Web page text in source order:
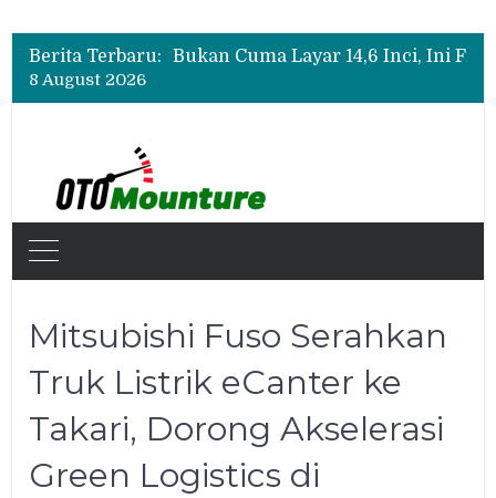
Berita Terbaru:
Bukan Cuma Layar 14,6 Inci, Ini Fitur Pintar Changan Nevo Q05 yang Dibanderol Rp309 Juta
Promo Servis Mitsubishi Agustus 2026, Ada Diskon ESP dan Bodi & Cat Kilau Merdeka
8 August 2026
Mitsubishi Fuso Serahkan
Truk Listrik eCanter ke
Takari, Dorong Akselerasi
Green Logistics di